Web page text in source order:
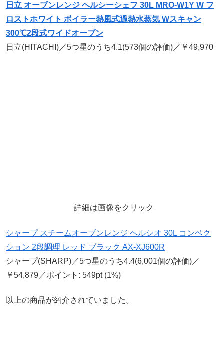
日立 オーブンレンジ ヘルシーシェフ 30L MRO-W1Y W フ
ロストホワイト ボイラー熱風式過熱水蒸気 Wスキャン
300℃2段式ワイドオーブン
日立(HITACHI)／5つ星のうち4.1(573個の評価)／￥49,970
詳細は画像をクリック
シャープ スチームオーブンレンジ ヘルシオ 30L コンベク
ション 2段調理 レッド ブラック AX-XJ600R
シャープ(SHARP)／5つ星のうち4.4(6,001個の評価)／
￥54,879／ポイント: 549pt (1%)
以上の商品が紹介されていました。